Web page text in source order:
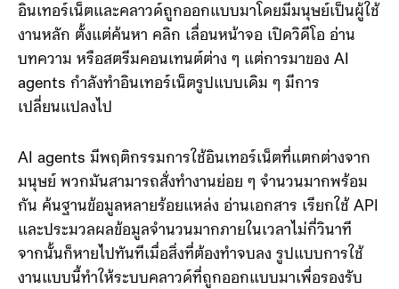
ตลอดหลายสิบปีที่ผ่านมา โครงสร้างพื้นฐานของ
อินเทอร์เน็ตและคลาวด์ถูกออกแบบมาโดยมีมนุษย์เป็นผู้ใช้
งานหลัก ตั้งแต่ค้นหา คลิก เลื่อนหน้าจอ เปิดวิดีโอ อ่าน
บทความ หรือสตรีมคอนเทนต์ต่าง ๆ แต่การมาของ AI
agents กำลังทำอินเทอร์เน็ตรูปแบบเดิม ๆ มีการ
AI agents มีพฤติกรรมการใช้อินเทอร์เน็ตที่แตกต่างจาก
มนุษย์ พวกมันสามารถสั่งทำงานย่อย ๆ จำนวนมากพร้อม
กัน ค้นฐานข้อมูลหลายร้อยแหล่ง อ่านเอกสาร เรียกใช้ API
และประมวลผลข้อมูลจำนวนมากภายในเวลาไม่กี่วินาที
จากนั้นก็หายไปทันทีเมื่อสิ่งที่ต้องทำจบลง รูปแบบการใช้